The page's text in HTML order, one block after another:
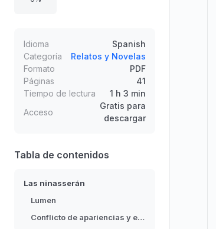
elegir. La historia defiende la
autenticidad, la diversidad y la
ambición personal frente a la
imposición.
Idioma
Spanish
Categoría
Relatos y Novelas
Formato
PDF
Páginas
41
Tiempo de lectura
1 h 3 min
Acceso
Gratis para
descargar
Tabla de contenidos
Las ninasserán
Lumen
Conflicto de apariencias y expectativas